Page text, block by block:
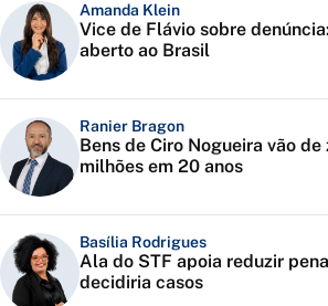
Amanda Klein
Vice de Flávio sobre
aberto ao Brasil
Ranier Bragon
Bens de Ciro Nogueira vão
milhões em 20 anos
Basília Rodrigues
Ala do STF apoia reduzir
decidiria casos